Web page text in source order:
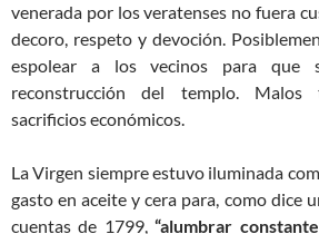
venerada por los veratenses no fuera
decoro, respeto y devoción.
espolear a los vecinos para que
reconstrucción del templo.
sacrificios económicos.
La Virgen siempre estuvo iluminada
gasto en aceite y cera para, como dice
cuentas de 1799,“alumbrar